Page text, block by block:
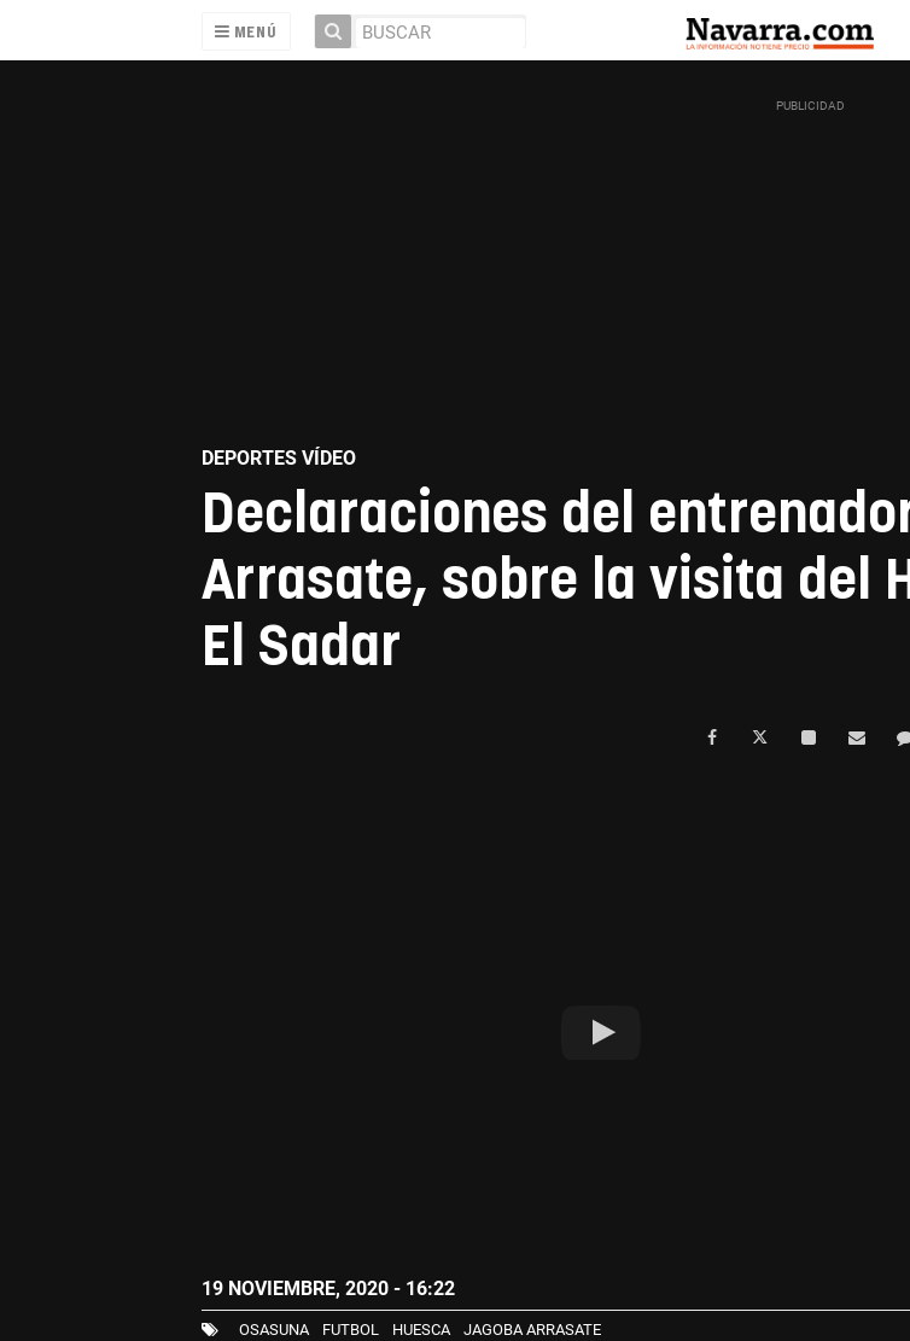
MENÚ
DEPORTES VÍDEO
Declaraciones del
Arrasate, sobre la visita del
El Sadar
19 NOVIEMBRE, 2020 - 16:22
OSASUNA FUTBOL HUESCA JAGOBA ARRASATE